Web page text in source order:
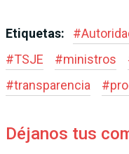
Etiquetas: #
#TSJE #ministros
#transparencia #
Déjanos tus